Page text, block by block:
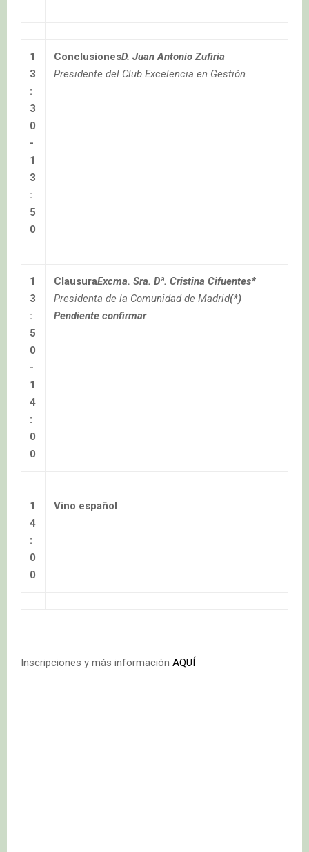
1
3
:
3
0
-
1
3
:
5
0
ConclusionesD. Juan Antonio Zufiria
Presidente del Club Excelencia en Gestión.
1
3
:
5
0
-
1
4
:
0
0
ClausuraExcma. Sra. Dª. Cristina Cifuentes*
Presidenta de la Comunidad de Madrid(*)
Pendiente confirmar
1
4
:
0
0
Vino español
Inscripciones y más información AQUÍ